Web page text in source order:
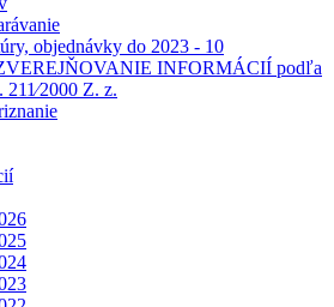
objednávky do 2023 - 10
INFORMÁCIÍ podľa
211⁄2000 Z. z.